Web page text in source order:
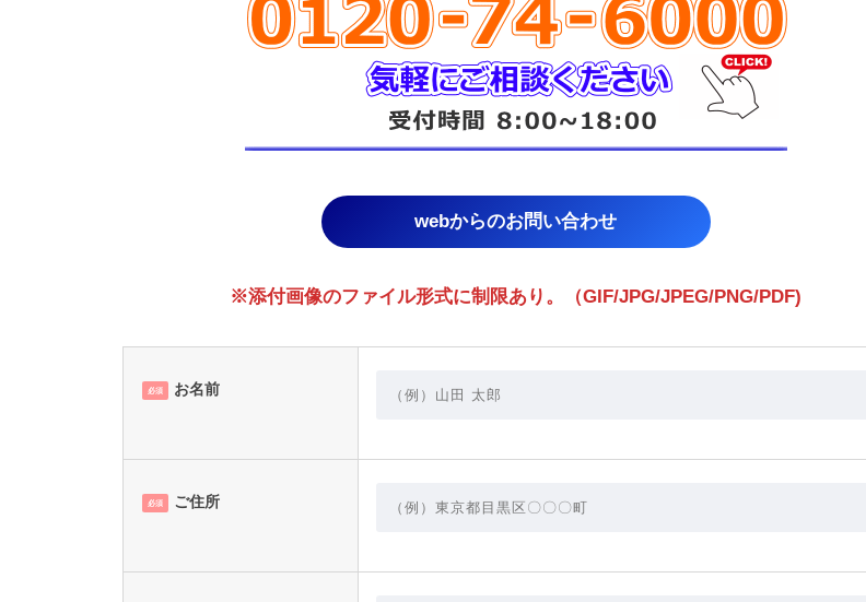
webからのお問い合わせ
※添付画像のファイル形式に制限あり。（GIF/JPG/JPEG/PNG/PDF)
必須 お名前
必須 ご住所